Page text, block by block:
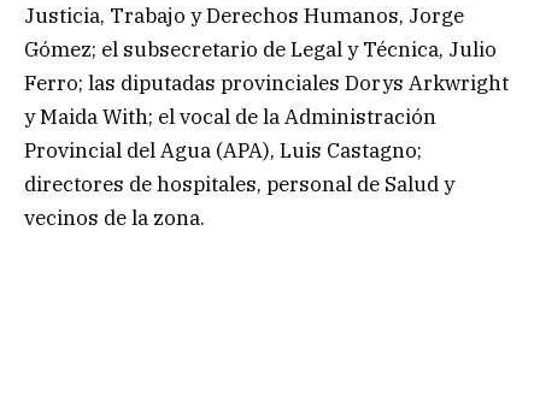
Justicia, Trabajo y Derechos Humanos, Jorge
Gómez; el subsecretario de Legal y Técnica, Julio
Ferro; las diputadas provinciales Dorys Arkwright
y Maida With; el vocal de la Administración
Provincial del Agua (APA), Luis Castagno;
directores de hospitales, personal de Salud y
vecinos de la zona.